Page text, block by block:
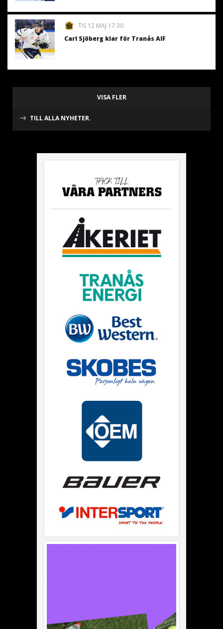
TIS 12 MAJ 17:30
Carl Sjöberg klar för Tranås AIF
VISA FLER
TILL ALLA NYHETER.